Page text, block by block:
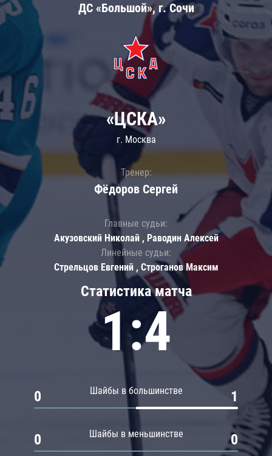
ДС «Большой», г. Сочи
Статистика матча
1:4
Шайбы в большинстве
0 1
Шайбы в меньшинстве
0 0
«ЦСКА»
г. Москва
Тренер:
Фёдоров Сергей
Главные судьи:
Акузовский Николай , Раводин Алексей
Линейные судьи:
Стрельцов Евгений , Строганов Максим